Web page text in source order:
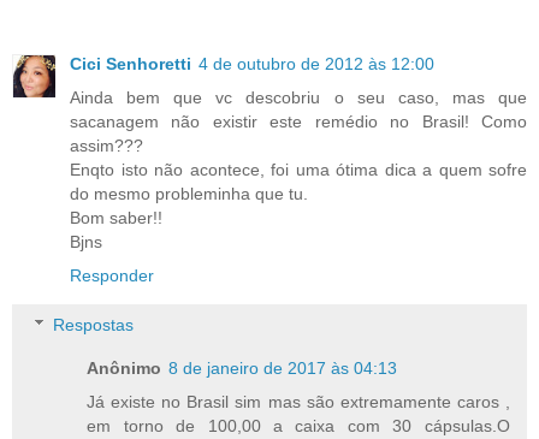
Cici Senhoretti 4 de outubro de 2012 às 12:00
Ainda bem que vc descobriu o seu caso, mas que
sacanagem não existir este remédio no Brasil! Como
assim???
Enqto isto não acontece, foi uma ótima dica a quem sofre
do mesmo probleminha que tu.
Bom saber!!
Bjns
Responder
Respostas
Anônimo 8 de janeiro de 2017 às 04:13
Já existe no Brasil sim mas são extremamente caros ,
em torno de 100,00 a caixa com 30 cápsulas.O